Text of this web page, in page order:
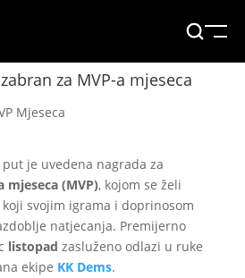
za MVP-a mjeseca
je uvedena nagrada za
mjeseca (MVP), kojom se želi
svojim igrama i doprinosom
natjecanja. Premijerno
listopad zasluženo odlazi u ruke
ekipe KK Dems.